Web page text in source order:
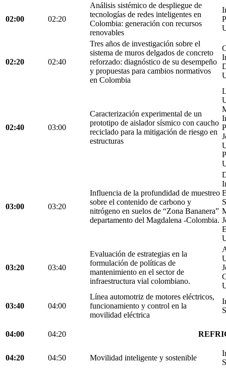
02:00 02:20
Análisis sistémico de despliegue de
tecnologías de redes inteligentes en
Colombia: generación con recursos
renovables
02:20 02:40
Tres años de investigación sobre el
sistema de muros delgados de concreto
reforzado: diagnóstico de su desempeño
y propuestas para cambios normativos
en Colombia
02:40 03:00
Caracterización experimental de un
prototipo de aislador sísmico con caucho
reciclado para la mitigación de riesgo en
estructuras
03:00 03:20
Influencia de la profundidad de muestreo
sobre el contenido de carbono y
nitrógeno en suelos de “Zona Bananera”
departamento del Magdalena -Colombia.
03:20 03:40
Evaluación de estrategias en la
formulación de políticas de
mantenimiento en el sector de
infraestructura vial colombiano.
03:40 04:00
Línea automotriz de motores eléctricos,
funcionamiento y control en la
movilidad eléctrica
04:00 04:20
04:20 04:50 Movilidad inteligente y sostenible